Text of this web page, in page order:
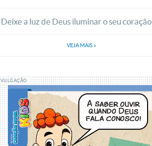
Deixe a luz de Deus iluminar o seu coração
VEJA MAIS »